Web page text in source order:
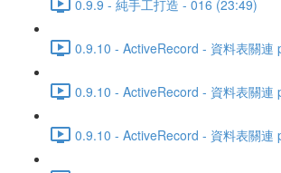
0.9.9 - 純手工打造 - 016 (23:49)
0.9.10 - ActiveRecord - 資料表關連
0.9.10 - ActiveRecord - 資料表關連
0.9.10 - ActiveRecord - 資料表關連